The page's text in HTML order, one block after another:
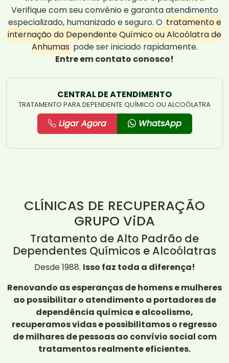
Verifique com seu convênio e garanta atendimento
especializado, humanizado e seguro. O tratamento e
internação do Dependente Químico ou Alcoólatra de
Anhumas pode ser iniciado rapidamente.
Entre em contato conosco!
CENTRAL DE ATENDIMENTO
TRATAMENTO PARA DEPENDENTE QUÍMICO OU ALCOÓLATRA
Ligar Agora WhatsApp
CLÍNICAS DE RECUPERAÇÃO
GRUPO ViDA
Tratamento de Alto Padrão de
Dependentes Químicos e Alcoólatras
Desde 1988. Isso faz toda a diferença!
Renovando as esperanças de homens e mulheres
ao possibilitar o atendimento a portadores de
dependência química e alcoolismo,
recuperamos vidas e possibilitamos o regresso
de milhares de pessoas ao convívio social com
tratamentos realmente eficientes.